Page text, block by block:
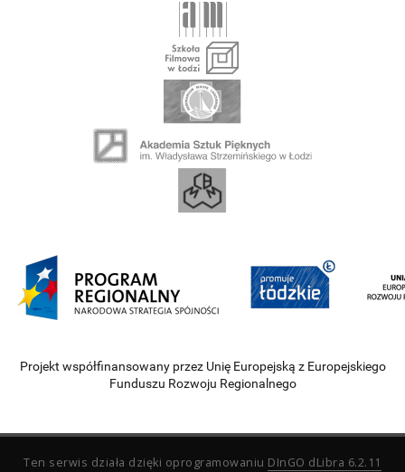
Projekt współfinansowany przez Unię Europejską z Europejskiego
Funduszu Rozwoju Regionalnego
Ten serwis działa dzięki oprogramowaniu DInGO dLibra 6.2.11